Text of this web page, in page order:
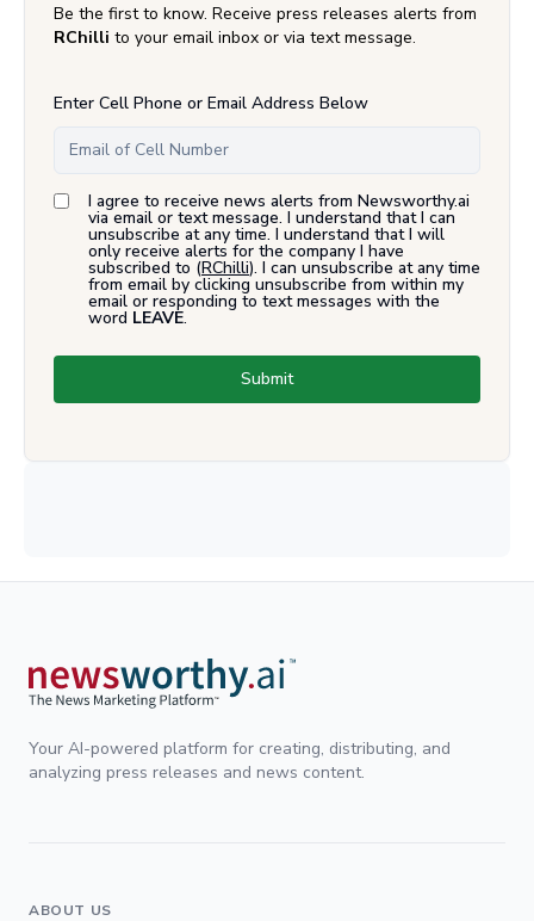
Be the first to know. Receive press releases alerts from
RChilli to your email inbox or via text message.
Enter Cell Phone or Email Address Below
I agree to receive news alerts from Newsworthy.ai
via email or text message. I understand that I can
unsubscribe at any time. I understand that I will
only receive alerts for the company I have
subscribed to (RChilli). I can unsubscribe at any time
from email by clicking unsubscribe from within my
email or responding to text messages with the
word LEAVE.
Submit
Your AI-powered platform for creating, distributing, and
analyzing press releases and news content.
ABOUT US